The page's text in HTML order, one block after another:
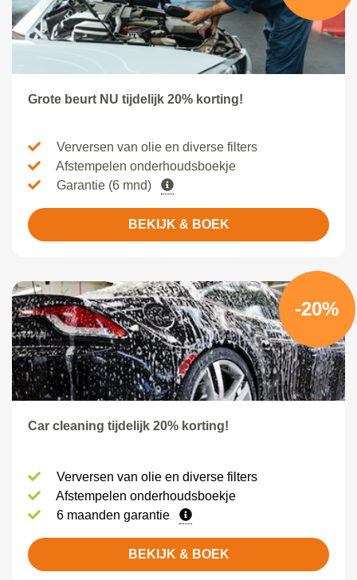
Grote beurt NU tijdelijk 20% korting!
Verversen van olie en diverse filters
Afstempelen onderhoudsboekje
Garantie (6 mnd)
BEKIJK & BOEK
-20%
Car cleaning tijdelijk 20% korting!
Verversen van olie en diverse filters
Afstempelen onderhoudsboekje
6 maanden garantie
BEKIJK & BOEK